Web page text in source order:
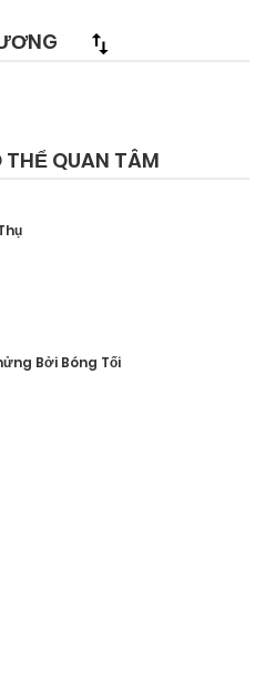
của cậu bắt đầu từ đây.
THỂ QUAN TÂM
Bởi Bóng Tối